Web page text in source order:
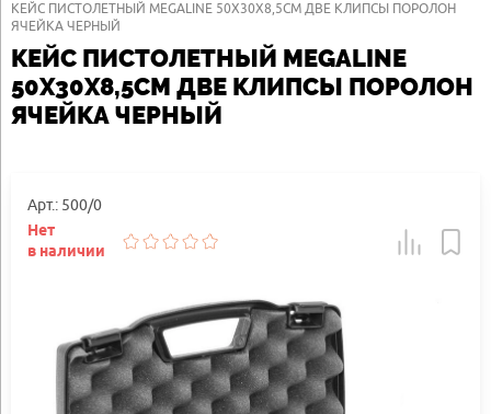
КЕЙС ПИСТОЛЕТНЫЙ MEGALINE 50Х30Х8,5СМ ДВЕ КЛИПСЫ ПОРОЛОН
ЯЧЕЙКА ЧЕРНЫЙ
КЕЙС ПИСТОЛЕТНЫЙ MEGALINE
50Х30Х8,5СМ ДВЕ КЛИПСЫ ПОРОЛОН
ЯЧЕЙКА ЧЕРНЫЙ
Арт.: 500/0
Нет
в наличии